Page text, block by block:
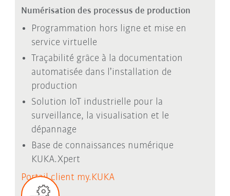
Numérisation des processus de production
Programmation hors ligne et mise en
service virtuelle
Traçabilité grâce à la documentation
automatisée dans l’installation de
production
Solution IoT industrielle pour la
surveillance, la visualisation et le
dépannage
Base de connaissances numérique
KUKA.Xpert
Portail client my.KUKA